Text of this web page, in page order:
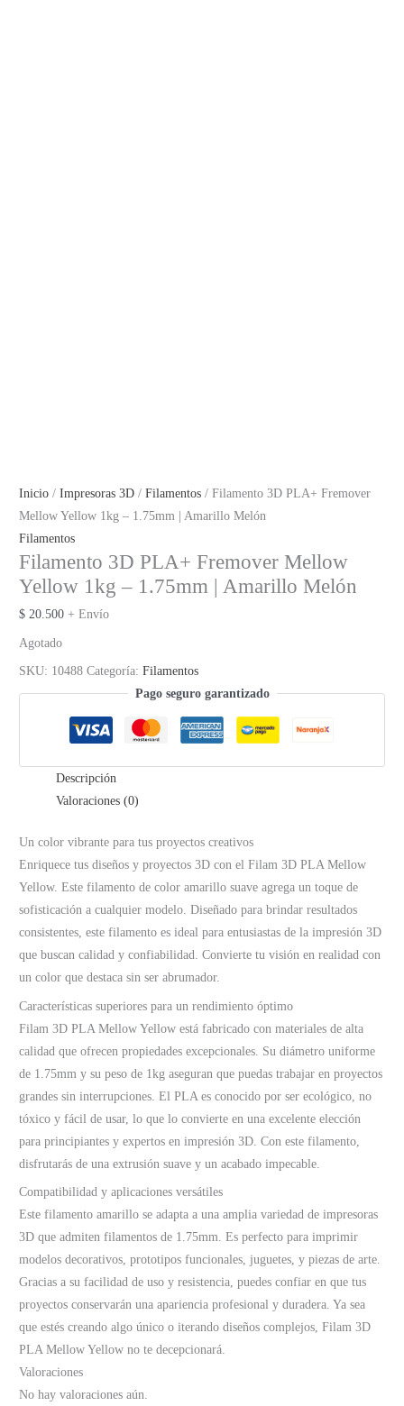
Inicio /Impresoras 3D /Filamentos / Filamento 3D PLA+ Fremover
Mellow Yellow 1kg – 1.75mm | Amarillo Melón
Filamentos
Filamento 3D PLA+ Fremover Mellow
Yellow 1kg – 1.75mm | Amarillo Melón
$ 20.500 + Envío
Agotado
SKU: 10488 Categoría:Filamentos
Pago seguro garantizado
Descripción
Valoraciones (0)
Un color vibrante para tus proyectos creativos
Enriquece tus diseños y proyectos 3D con el Filam 3D PLA Mellow
Yellow. Este filamento de color amarillo suave agrega un toque de
sofisticación a cualquier modelo. Diseñado para brindar resultados
consistentes, este filamento es ideal para entusiastas de la impresión 3D
que buscan calidad y confiabilidad. Convierte tu visión en realidad con
un color que destaca sin ser abrumador.
Características superiores para un rendimiento óptimo
Filam 3D PLA Mellow Yellow está fabricado con materiales de alta
calidad que ofrecen propiedades excepcionales. Su diámetro uniforme
de 1.75mm y su peso de 1kg aseguran que puedas trabajar en proyectos
grandes sin interrupciones. El PLA es conocido por ser ecológico, no
tóxico y fácil de usar, lo que lo convierte en una excelente elección
para principiantes y expertos en impresión 3D. Con este filamento,
disfrutarás de una extrusión suave y un acabado impecable.
Compatibilidad y aplicaciones versátiles
Este filamento amarillo se adapta a una amplia variedad de impresoras
3D que admiten filamentos de 1.75mm. Es perfecto para imprimir
modelos decorativos, prototipos funcionales, juguetes, y piezas de arte.
Gracias a su facilidad de uso y resistencia, puedes confiar en que tus
proyectos conservarán una apariencia profesional y duradera. Ya sea
que estés creando algo único o iterando diseños complejos, Filam 3D
PLA Mellow Yellow no te decepcionará.
Valoraciones
No hay valoraciones aún.